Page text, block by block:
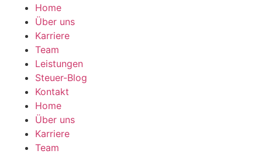
Home
Über uns
Karriere
Team
Leistungen
Steuer-Blog
Kontakt
Home
Über uns
Karriere
Team